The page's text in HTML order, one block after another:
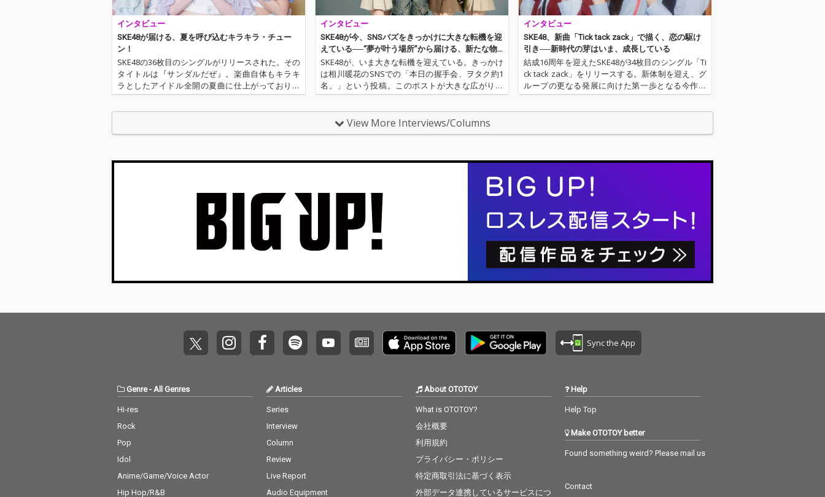
インタビュー
SKE48が届ける、夏を呼び込むキラキラ・チュー
ン！
SKE48の36枚目のシングルがリリースされた。その
タイトルは『サンダルだぜ』。楽曲自体もキラキ
ラとしたアイドル全開の夏曲に仕上がっており、
「こういう曲を待っていた！」というファンも多
インタビュー
SKE48が今、SNSバズをきっかけに大きな転機を迎
えている──“夢が叶う場所”から届ける、新たな物
語
SKE48が、いま大きな転機を迎えている。きっかけ
は相川暖花のSNSでの「本日の握手会、ヲタク約1
名。」という投稿。このポストが大きな広がりを
産み、“相川ネキ”という愛称とともにSKE48全体の
んな相川と、…
インタビュー
SKE48、新曲「Tick tack zack」で描く、恋の駆け
引き──新時代の芽はいま、成長している
結成16周年を迎えたSKE48が34枚目のシングル「Ti
ck tack zack」をリリースする。新体制を迎え、グ
ループの更なる発展に向けた第一歩となる今作。
恋の駆け引きを描き、「Tick tack zack」というフ
View More Interviews/Columns
Sync the App
Genre- All Genres
Hi-res
Rock
Pop
Idol
Anime/Game/Voice Actor
Hip Hop/R&B
Articles
Series
Interview
Column
Review
Live Report
Audio Equipment
About OTOTOY
What is OTOTOY?
会社概要
利用規約
プライバシー・ポリシー
特定商取引法に基づく表示
外部データ連携しているサービスにつ
Help
Help Top
Make OTOTOY better
Found something weird? Please mail us
Contact